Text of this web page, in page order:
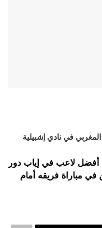
المغربي في نادي إشبيلية
أفضل لاعب في إياب دور
في مباراة فريقه أمام